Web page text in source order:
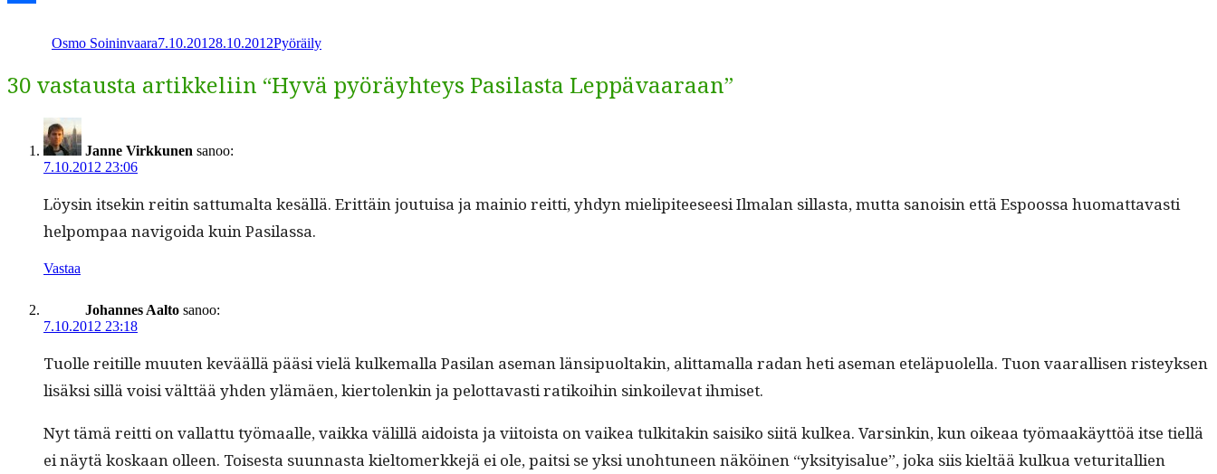
Osmo Soininvaara7.10.20128.10.2012Pyöräily
30 vastausta artikkeliin “Hyvä pyöräyhteys Pasilasta Leppävaaraan”
Janne Virkkunen sanoo:
7.10.2012 23:06
Löysin itsekin reitin sat­tumal­ta kesäl­lä. Erit­täin jou­tu­isa ja mainio reit­ti, yhdyn mielip­i­teeseesi Ilmalan sil­las­ta, mut­ta sanois­in että Espoos­sa huo­mat­tavasti
helpom­paa nav­igoi­da kuin Pasilassa.
Vastaa
Johannes Aalto sanoo:
7.10.2012 23:18
Tuolle reit­ille muuten kevääl­lä pääsi vielä kulke­mal­la Pasi­lan ase­man län­sipuoltakin, alit­ta­mal­la radan heti ase­man eteläpuolel­la. Tuon vaar­al­lisen risteyk­sen
lisäk­si sil­lä voisi vält­tää yhden ylämäen, kier­tolenkin ja pelot­tavasti ratikoi­hin sinkoil­e­vat ihmiset.
Nyt tämä reit­ti on val­lat­tu työ­maalle, vaik­ka välil­lä aidoista ja viitoista on vaikea tulk­i­takin saisiko siitä kulkea. Varsinkin, kun oikeaa työ­maakäyt­töä itse tiel­lä
ei näytä koskaan olleen. Tois­es­ta suun­nas­ta kiel­tomerkke­jä ei ole, pait­si se yksi uno­htuneen näköi­nen “yksi­ty­isalue”, joka siis kieltää kulkua vetu­ri­tal­lien